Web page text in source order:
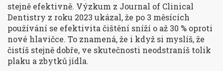
stejně efektivně. Výzkum z Journal of Clinical
Dentistry z roku 2023 ukázal, že po 3 měsících
používání se efektivita čištění sníží o až 30 % oproti
nové hlavičce. To znamená, že i když si myslíš, že
čistíš stejně dobře, ve skutečnosti neodstraníš tolik
plaku a zbytků jídla.